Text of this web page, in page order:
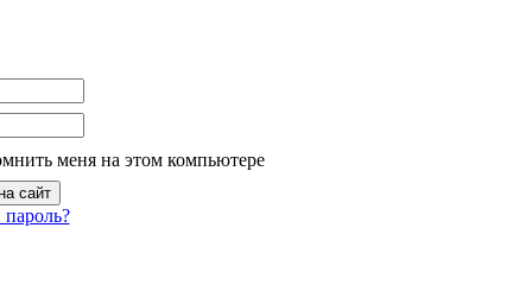
меня на этом компьютере